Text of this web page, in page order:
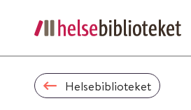
Helsebiblioteket